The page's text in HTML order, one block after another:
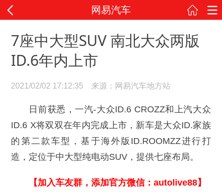
网易汽车
7座中大型SUV 南北大众两版
ID.6年内上市
2021/02/02 17:12:35 来源：网易汽车地方站
日前获悉，一汽-大众ID.6 CROZZ和上汽大众
ID.6 X将双双在年内完成上市，新车是大众ID.家族
的第二款车型，基于海外版ID.ROOMZZ进行打
造，定位于中大型纯电动SUV，提供七座布局。
【加入车友群，添加官方微信：autolive88】